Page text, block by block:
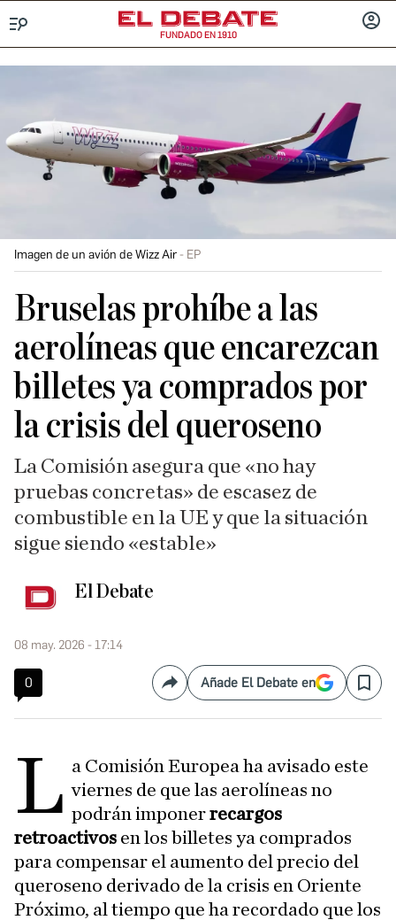
FUNDADO EN 1910
Imagen de un avión de Wizz Air EP
Bruselas prohíbe a las
aerolíneas que encarezcan
billetes ya comprados por
la crisis del queroseno
La Comisión asegura que «no hay
pruebas concretas» de escasez de
combustible en la UE y que la situación
sigue siendo «estable»
El Debate
08 may. 2026 - 17:14
0 CompartirAñade El Debate en Save
L a Comisión Europea ha avisado este
viernes de que las aerolíneas no
podrán imponerrecargos
retroactivos en los billetes ya comprados
para compensar el aumento del precio del
queroseno derivado de la crisis en Oriente
Próximo, al tiempo que ha recordado que los